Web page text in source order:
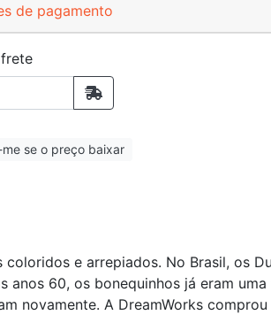
de pagamento
me se o preço baixar
e arrepiados. No Brasil, os
60, os bonequinhos já eram
novamente. A DreamWorks